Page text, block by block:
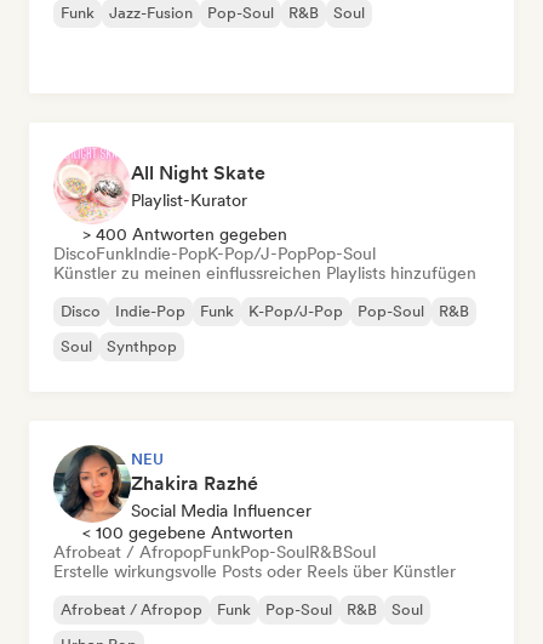
Funk Jazz-Fusion Pop-Soul R&B Soul
All Night Skate
Playlist-Kurator
> 400 Antworten gegeben
DiscoFunkIndie-PopK-Pop/J-PopPop-Soul
Künstler zu meinen einflussreichen Playlists hinzufügen
Disco Indie-Pop Funk K-Pop/J-Pop Pop-Soul
R&B
Soul
Synthpop
NEU
Zhakira Razhé
Social Media Influencer
< 100 gegebene Antworten
Afrobeat / AfropopFunkPop-SoulR&BSoul
Erstelle wirkungsvolle Posts oder Reels über Künstler
Afrobeat / Afropop Funk Pop-Soul R&B
Soul